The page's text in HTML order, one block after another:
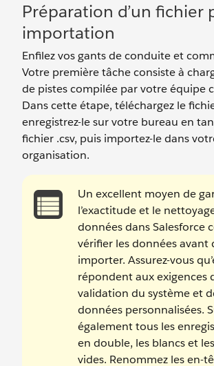
Préparation d’un fichier
importation
Enfilez vos gants de conduite et
Votre première tâche consiste à
de pistes compilée par votre équipe
Dans cette étape, téléchargez le
enregistrez-le sur votre bureau en
fichier .csv, puis importez-le dans
organisation.
Un excellent moyen de
l’exactitude et le
données dans Salesforce
vérifier les données avant
importer. Assurez-vous
répondent aux exigences
validation du système et
données personnalisées.
également tous les
en double, les blancs et
vides. Renommez les en-